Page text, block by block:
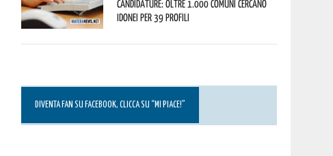
candidature: oltre 1.000 Comuni cercano
idonei per 39 profili
DIVENTA FAN SU FACEBOOK, CLICCA SU “MI PIACE!”